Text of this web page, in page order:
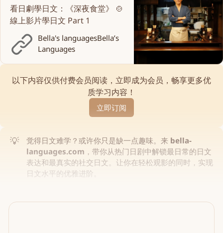
看日劇學日文：《深夜食堂》 🍲
線上影片學日文 Part 1
Bella's languagesBella’s
Languages
以下内容仅供付费会员阅读，立即成为会员，畅享更多优
质学习内容！
立即订阅
💡 觉得日文难学？或许你只是缺一点趣味。来 bella-
languages.com ，带你从热门日剧中解锁最日常的日文
表达和最真实的社交日文。让你在轻松观影的同时，实现
日文水平的优雅进阶。